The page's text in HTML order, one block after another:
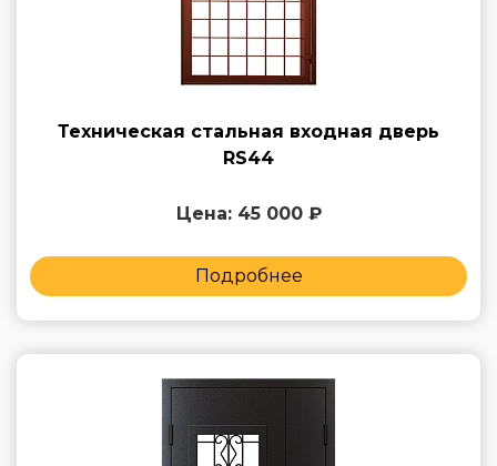
Техническая стальная входная дверь
RS44
Цена: 45 000 ₽
Подробнее